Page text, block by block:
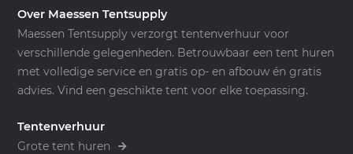
Over Maessen Tentsupply
Maessen Tentsupply verzorgt tentenverhuur voor
verschillende gelegenheden. Betrouwbaar een tent huren
met volledige service en gratis op- en afbouw én gratis
advies. Vind een geschikte tent voor elke toepassing.
Tentenverhuur
Grote tent huren